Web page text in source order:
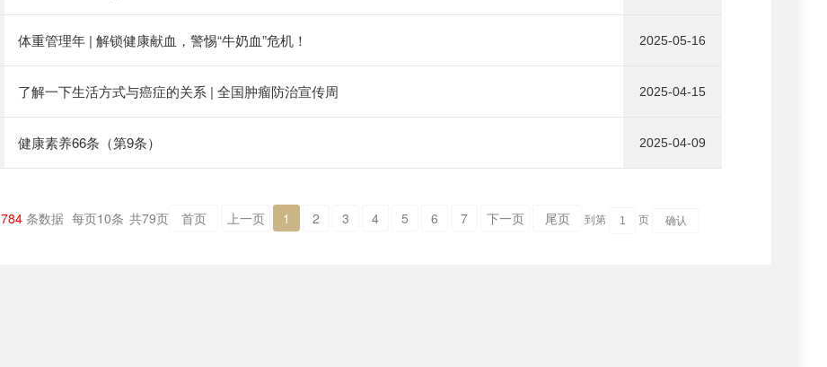
体重管理年 | 解锁健康献血，警惕“牛奶血”危机！ 2025-05-16
了解一下生活方式与癌症的关系 | 全国肿瘤防治宣传周 2025-04-15
健康素养66条（第9条） 2025-04-09
784 条数据 每页10条 共79页 首页 上一页 1 2 3 4 5 6 7 下一页 尾页 到第 页